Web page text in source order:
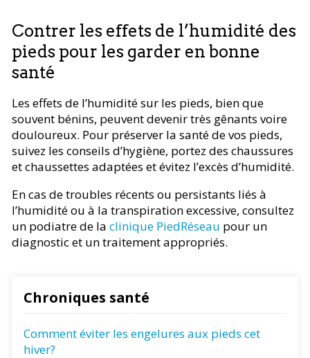
Contrer les effets de l’humidité des
pieds pour les garder en bonne
santé
Les effets de l’humidité sur les pieds, bien que
souvent bénins, peuvent devenir très gênants voire
douloureux. Pour préserver la santé de vos pieds,
suivez les conseils d’hygiène, portez des chaussures
et chaussettes adaptées et évitez l’excès d’humidité.
En cas de troubles récents ou persistants liés à
l’humidité ou à la transpiration excessive, consultez
un podiatre de la clinique PiedRéseau pour un
diagnostic et un traitement appropriés.
Chroniques santé
Comment éviter les engelures aux pieds cet
hiver?